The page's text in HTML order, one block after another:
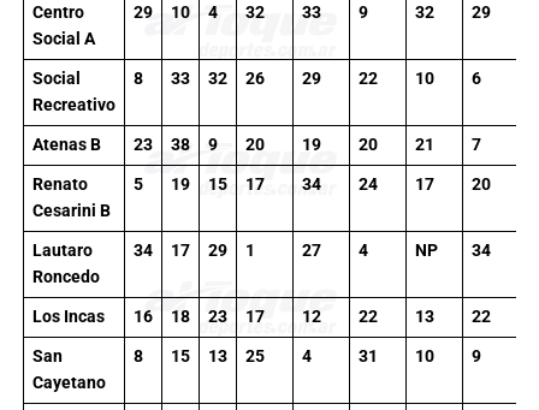
Centro
Social A
29 10 4 32 33 9 32 29
Social
Recreativo
8 33 32 26 29 22 10 6
Atenas B 23 38 9 20 19 20 21 7
Renato
Cesarini B
5 19 15 17 34 24 17 20
Lautaro
Roncedo
34 17 29 1 27 4 NP 34
Los Incas 16 18 23 17 12 22 13 22
San
Cayetano
8 15 13 25 4 31 10 9